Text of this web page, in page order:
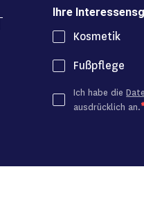
Ihre
Kosmetik
Fußpflege
Ich habe die
ausdrücklich an.